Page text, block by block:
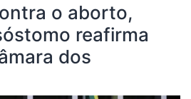
o aborto,
reafirma
dos